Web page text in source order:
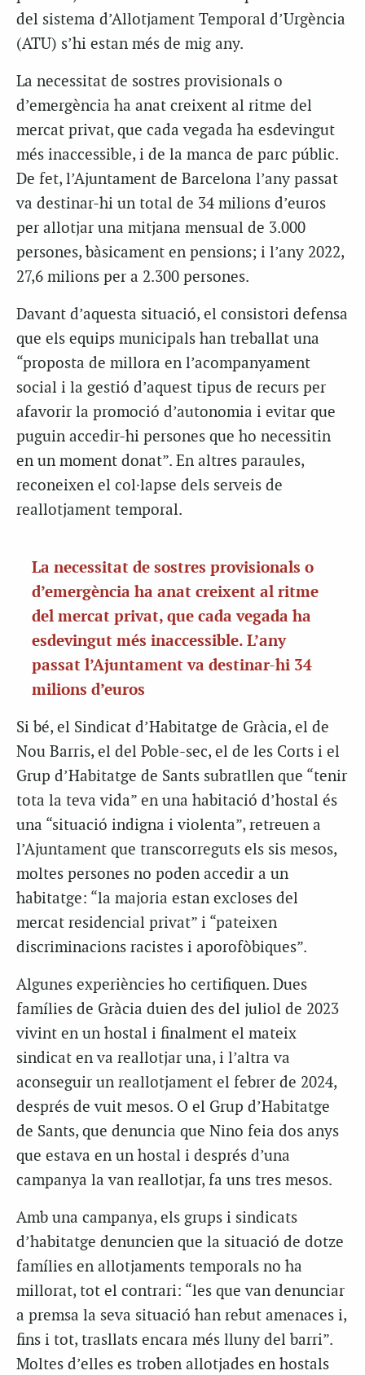
del sistema d’Allotjament Temporal d’Urgència
(ATU) s’hi estan més de mig any.
La necessitat de sostres provisionals o
d’emergència ha anat creixent al ritme del
mercat privat, que cada vegada ha esdevingut
més inaccessible, i de la manca de parc públic.
De fet, l’Ajuntament de Barcelona l’any passat
va destinar-hi un total de 34 milions d’euros
per allotjar una mitjana mensual de 3.000
persones, bàsicament en pensions; i l’any 2022,
27,6 milions per a 2.300 persones.
Davant d’aquesta situació, el consistori defensa
que els equips municipals han treballat una
“proposta de millora en l’acompanyament
social i la gestió d’aquest tipus de recurs per
afavorir la promoció d’autonomia i evitar que
puguin accedir-hi persones que ho necessitin
en un moment donat”. En altres paraules,
reconeixen el col·lapse dels serveis de
reallotjament temporal.
La necessitat de sostres provisionals o
d’emergència ha anat creixent al ritme
del mercat privat, que cada vegada ha
esdevingut més inaccessible. L’any
passat l’Ajuntament va destinar-hi 34
milions d’euros
Si bé, el Sindicat d’Habitatge de Gràcia, el de
Nou Barris, el del Poble-sec, el de les Corts i el
Grup d’Habitatge de Sants subratllen que “tenir
tota la teva vida” en una habitació d’hostal és
una “situació indigna i violenta”, retreuen a
l’Ajuntament que transcorreguts els sis mesos,
moltes persones no poden accedir a un
habitatge: “la majoria estan excloses del
mercat residencial privat” i “pateixen
discriminacions racistes i aporofòbiques”.
Algunes experiències ho certifiquen. Dues
famílies de Gràcia duien des del juliol de 2023
vivint en un hostal i finalment el mateix
sindicat en va reallotjar una, i l’altra va
aconseguir un reallotjament el febrer de 2024,
després de vuit mesos. O el Grup d’Habitatge
de Sants, que denuncia que Nino feia dos anys
que estava en un hostal i després d’una
campanya la van reallotjar, fa uns tres mesos.
Amb una campanya, els grups i sindicats
d’habitatge denuncien que la situació de dotze
famílies en allotjaments temporals no ha
millorat, tot el contrari: “les que van denunciar
a premsa la seva situació han rebut amenaces i,
fins i tot, trasllats encara més lluny del barri”.
Moltes d’elles es troben allotjades en hostals